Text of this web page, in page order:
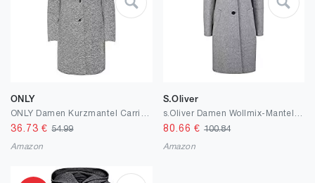
ONLY
36.73 €54.99
Amazon
S.Oliver
80.66 € 100.84
Amazon